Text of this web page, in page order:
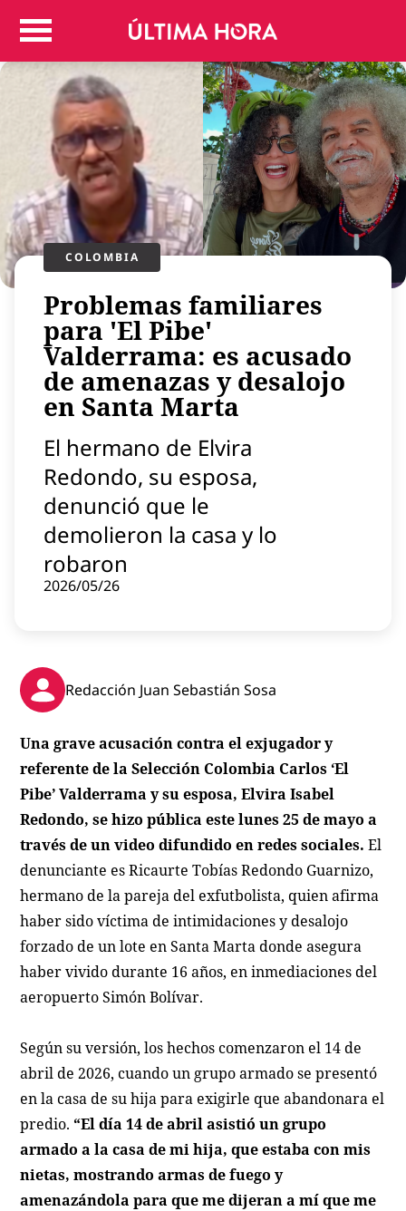
Colombia
Judicial
Politica
Regiones
Deportes
Positivas
Entretenimiento
Vida
Mundo
Virales
Tecnología
Economía
Estilo de vida
Contenido patrocinado
Instagram
COLOMBIA
Problemas familiares
para 'El Pibe'
Valderrama: es acusado
de amenazas y desalojo
en Santa Marta
El hermano de Elvira
Redondo, su esposa,
denunció que le
demolieron la casa y lo
robaron
2026/05/26
Redacción Juan Sebastián Sosa
Una grave acusación contra el exjugador y
referente de la Selección Colombia Carlos ‘El
Pibe’ Valderrama y su esposa, Elvira Isabel
Redondo, se hizo pública este lunes 25 de mayo a
través de un video difundido en redes sociales. El
denunciante es Ricaurte Tobías Redondo Guarnizo,
hermano de la pareja del exfutbolista, quien afirma
haber sido víctima de intimidaciones y desalojo
forzado de un lote en Santa Marta donde asegura
haber vivido durante 16 años, en inmediaciones del
aeropuerto Simón Bolívar.
Según su versión, los hechos comenzaron el 14 de
abril de 2026, cuando un grupo armado se presentó
en la casa de su hija para exigirle que abandonara el
predio. “El día 14 de abril asistió un grupo
armado a la casa de mi hija, que estaba con mis
nietas, mostrando armas de fuego y
amenazándola para que me dijeran a mí que me